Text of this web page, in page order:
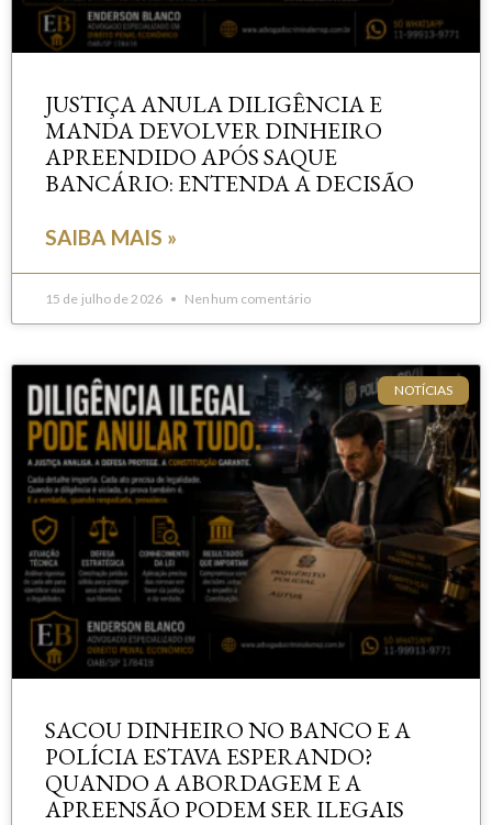
JUSTIÇA ANULA DILIGÊNCIA E
MANDA DEVOLVER DINHEIRO
APREENDIDO APÓS SAQUE
BANCÁRIO: ENTENDA A DECISÃO
SAIBA MAIS »
15 de julho de 2026 Nenhum comentário
NOTÍCIAS
SACOU DINHEIRO NO BANCO E A
POLÍCIA ESTAVA ESPERANDO?
QUANDO A ABORDAGEM E A
APREENSÃO PODEM SER ILEGAIS